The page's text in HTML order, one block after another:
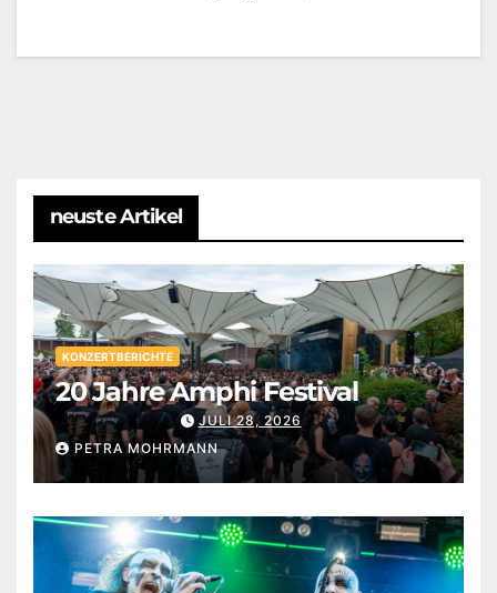
neuste Artikel
KONZERTBERICHTE
20 Jahre Amphi Festival
JULI 28, 2026
PETRA MOHRMANN